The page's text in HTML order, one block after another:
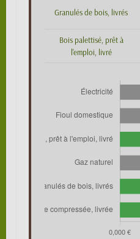
Granulés de bois, livrés
Bois palettisé, prêt à
l'emploi, livré